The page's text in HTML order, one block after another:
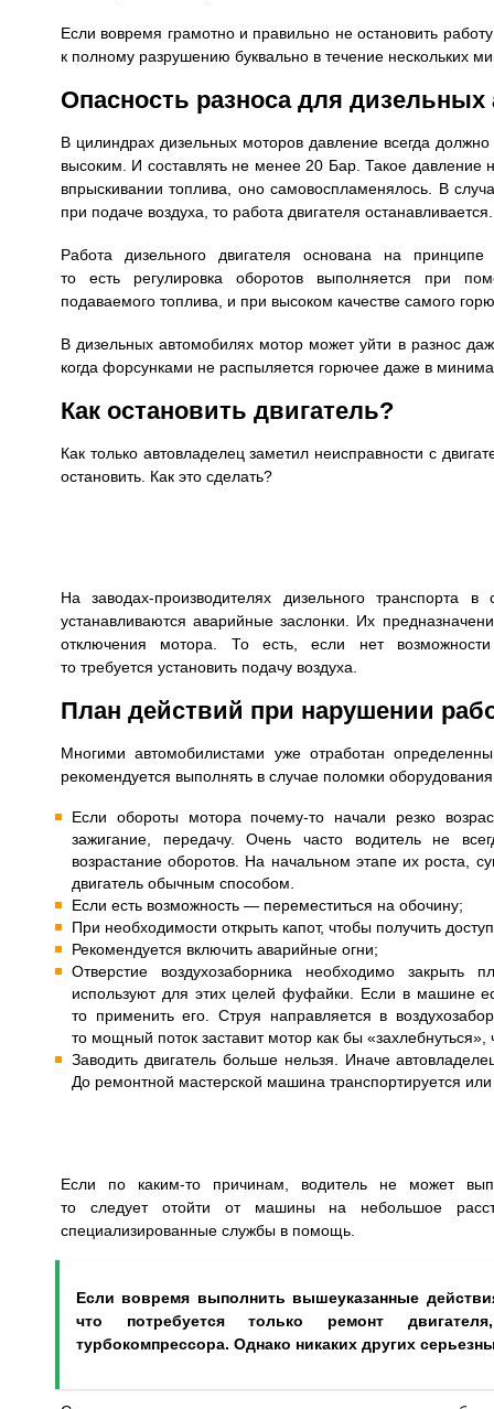
Если вовремя грамотно и правильно не остановить
к полному разрушению буквально в течение нескольких
Опасность разноса для
В цилиндрах дизельных моторов давление всегда
высоким. И составлять не менее 20 Бар. Такое давление
впрыскивании топлива, оно самовоспламенялось. В
при подаче воздуха, то работа двигателя останавливается.
Работа дизельного двигателя основана на принципе
то есть регулировка оборотов выполняется при
подаваемого топлива, и при высоком качестве самого
В дизельных автомобилях мотор может уйти в разнос
когда форсунками не распыляется горючее даже в
Как остановить двигатель?
Как только автовладелец заметил неисправности с
остановить. Как это сделать?
На заводах-производителях дизельного транспорта в
устанавливаются аварийные заслонки. Их
отключения мотора. То есть, если нет возможности
то требуется установить подачу воздуха.
План действий при нарушении
Многими автомобилистами уже отработан
рекомендуется выполнять в случае поломки
Если обороты мотора почему-то начали резко
зажигание, передачу. Очень часто водитель не
возрастание оборотов. На начальном этапе их роста,
двигатель обычным способом.
Если есть возможность — переместиться на обочину;
При необходимости открыть капот, чтобы получить
Рекомендуется включить аварийные огни;
Отверстие воздухозаборника необходимо закрыть
используют для этих целей фуфайки. Если в машине
то применить его. Струя направляется в
то мощный поток заставит мотор как бы «захлебнуться»,
Заводить двигатель больше нельзя. Иначе
До ремонтной мастерской машина транспортируется
Если по каким-то причинам, водитель не может
то следует отойти от машины на небольшое
специализированные службы в помощь.
Если вовремя выполнить вышеуказанные
что потребуется только ремонт
турбокомпрессора. Однако никаких других